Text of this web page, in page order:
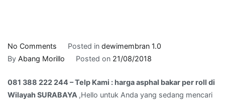
No Comments
081
222
244
Posted in dewimembran 1.0
By Abang Morillo Posted on 21/08/2018
081 388 222 244 – Telp Kami : harga asphal bakar per roll di
Wilayah SURABAYA ,Hello untuk Anda yang sedang mencari